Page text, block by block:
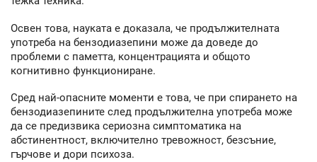
Освен това, науката е доказала, че продължителната
употреба на бензодиазепини може да доведе до
проблеми с паметта, концентрацията и общото
когнитивно функциониране.
Сред най-опасните моменти е това, че при спирането на
бензодиазепините след продължителна употреба може
да се предизвика сериозна симптоматика на
абстинентност, включително тревожност, безсъние,
гърчове и дори психоза.